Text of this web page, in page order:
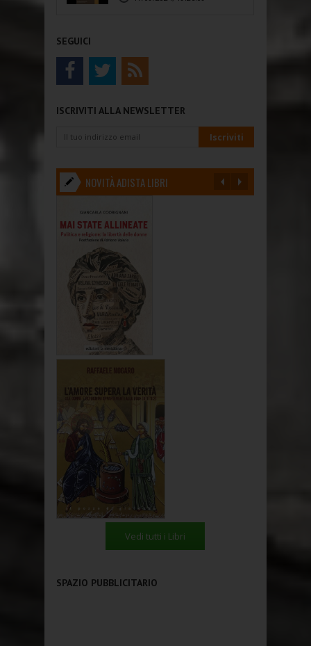
SEGUICI
ISCRIVITI ALLA NEWSLETTER
NOVITÀ ADISTA LIBRI
Vedi tutti i Libri
SPAZIO PUBBLICITARIO